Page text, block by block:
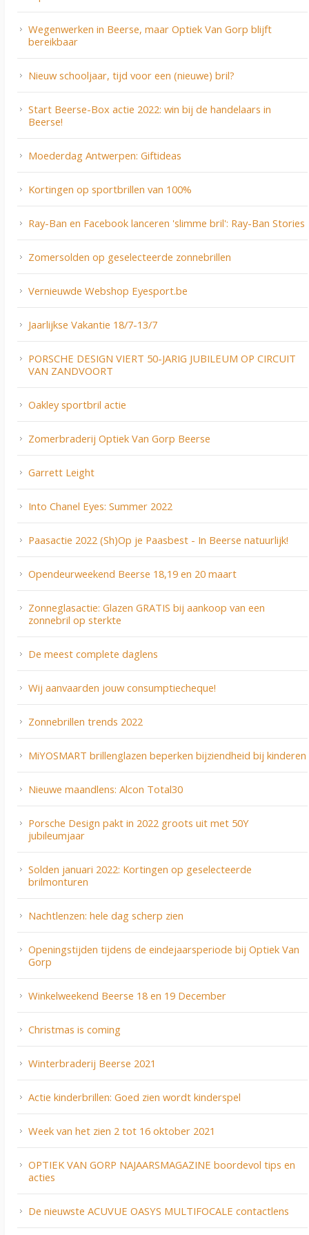
Wegenwerken in Beerse, maar Optiek Van Gorp blijft
bereikbaar
Nieuw schooljaar, tijd voor een (nieuwe) bril?
Start Beerse-Box actie 2022: win bij de handelaars in
Beerse!
Moederdag Antwerpen: Giftideas
Kortingen op sportbrillen van 100%
Ray-Ban en Facebook lanceren 'slimme bril': Ray-Ban Stories
Zomersolden op geselecteerde zonnebrillen
Vernieuwde Webshop Eyesport.be
Jaarlijkse Vakantie 18/7-13/7
PORSCHE DESIGN VIERT 50-JARIG JUBILEUM OP CIRCUIT
VAN ZANDVOORT
Oakley sportbril actie
Zomerbraderij Optiek Van Gorp Beerse
Garrett Leight
Into Chanel Eyes: Summer 2022
Paasactie 2022 (Sh)Op je Paasbest - In Beerse natuurlijk!
Opendeurweekend Beerse 18,19 en 20 maart
Zonneglasactie: Glazen GRATIS bij aankoop van een
zonnebril op sterkte
De meest complete daglens
Wij aanvaarden jouw consumptiecheque!
Zonnebrillen trends 2022
MiYOSMART brillenglazen beperken bijziendheid bij kinderen
Nieuwe maandlens: Alcon Total30
Porsche Design pakt in 2022 groots uit met 50Y
jubileumjaar
Solden januari 2022: Kortingen op geselecteerde
brilmonturen
Nachtlenzen: hele dag scherp zien
Openingstijden tijdens de eindejaarsperiode bij Optiek Van
Gorp
Winkelweekend Beerse 18 en 19 December
Christmas is coming
Winterbraderij Beerse 2021
Actie kinderbrillen: Goed zien wordt kinderspel
Week van het zien 2 tot 16 oktober 2021
OPTIEK VAN GORP NAJAARSMAGAZINE boordevol tips en
acties
De nieuwste ACUVUE OASYS MULTIFOCALE contactlens